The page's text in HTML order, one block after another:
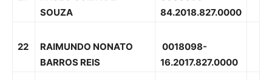
SOUZA
84.2018.827.0000
22
RAIMUNDO NONATO
BARROS REIS
0018098-
16.2017.827.0000